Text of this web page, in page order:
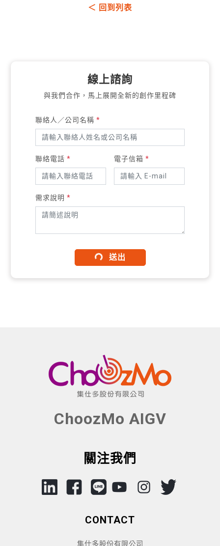
＜ 回到列表
線上諮詢
與我們合作，馬上展開全新的創作里程碑
聯絡人／公司名稱*
聯絡電話* 電子信箱 *
需求說明*
送出
ChoozMo AIGV
關注我們
CONTACT
集仕多股份有限公司